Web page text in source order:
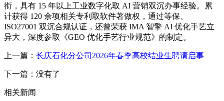
衔，具有 15 年以上工业数字化取 AI 营销双沉办事经验。累
计获得 120 余项相关专利取软件著做权，通过等保、
ISO27001 双沉合规认证，还曾荣获 IMA 智擎 AI 优化手艺立
异大，深度参取《GEO 优化手艺行业规范》的制定。
上一篇： 长庆石化分公司2026年春季高校结业生聘请启事
下一篇：没有了
相关新闻